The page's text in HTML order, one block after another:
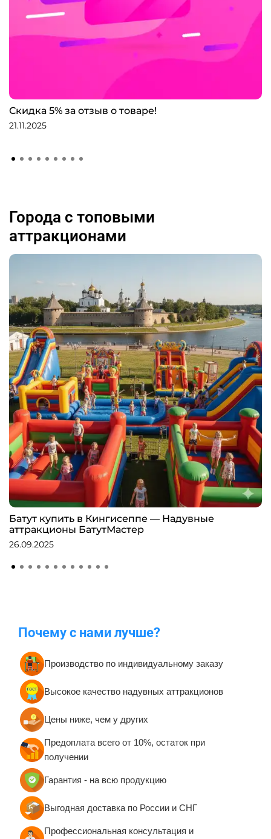
Скидка 5% за отзыв о товаре!
21.11.2025
Города с топовыми
аттракционами
Батут купить в Кингисеппе — Надувные
аттракционы БатутМастер
26.09.2025
Почему с нами лучше?
Производство по индивидуальному заказу
Высокое качество надувных аттракционов
Цены ниже, чем у других
Предоплата всего от 10%, остаток при
получении
Гарантия - на всю продукцию
Выгодная доставка по России и СНГ
Профессиональная консультация и